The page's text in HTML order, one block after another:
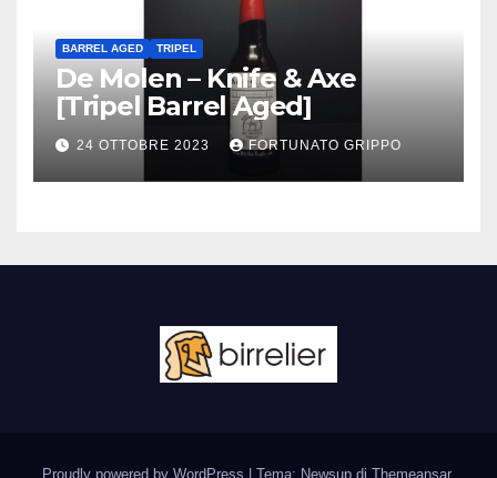
BARREL AGED TRIPEL
De Molen – Knife & Axe
[Tripel Barrel Aged]
24 OTTOBRE 2023 FORTUNATO GRIPPO
Proudly powered by WordPress Tema: Newsup di Themeansar.